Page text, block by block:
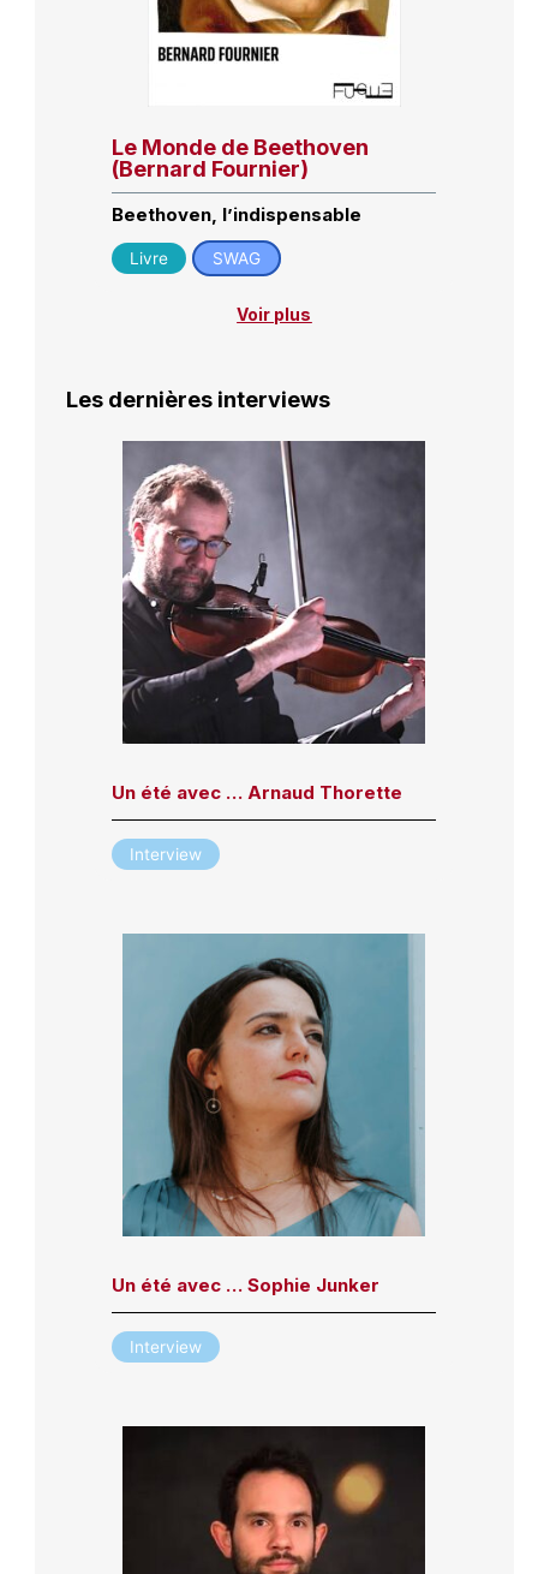
Le Monde de Beethoven
(Bernard Fournier)
Beethoven, l’indispensable
Livre SWAG
Voir plus
Les dernières interviews
Un été avec … Arnaud Thorette
Interview
Un été avec … Sophie Junker
Interview